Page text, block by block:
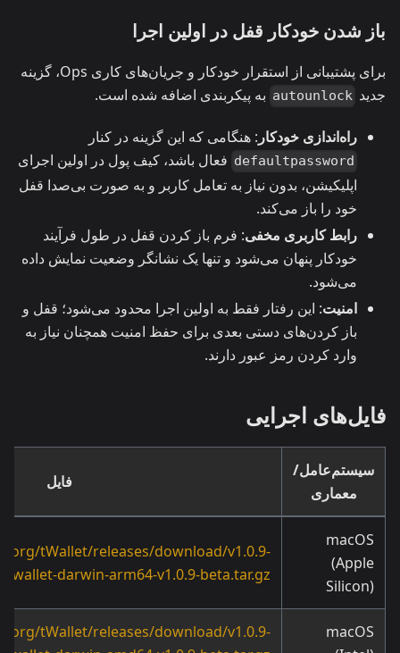
باز شدن خودکار قفل در اولین اجرا
برای پشتیبانی از استقرار خودکار و جریان‌های کاری Ops، گزینه
جدید autounlock به پیکربندی اضافه شده است.
راه‌اندازی خودکار : هنگامی که این گزینه در کنار
defaultpassword فعال باشد، کیف پول در اولین اجرای
اپلیکیشن، بدون نیاز به تعامل کاربر و به صورت بی‌صدا قفل
خود را باز می‌کند.
رابط کاربری مخفی: فرم باز کردن قفل در طول فرآیند
خودکار پنهان می‌شود و تنها یک نشانگر وضعیت نمایش داده
می‌شود.
امنیت: این رفتار فقط به اولین اجرا محدود می‌شود؛ قفل و
باز کردن‌های دستی بعدی برای حفظ امنیت همچنان نیاز به
وارد کردن رمز عبور دارند.
فایل‌های اجرایی
سیستم‌عامل/
معماری
فایل
macOS
(Apple
Silicon)
tWallet/releases/download/v1.0.9-
twallet-darwin-arm64-v1.0.9-beta.tar.gz
macOS
tWallet/releases/download/v1.0.9-